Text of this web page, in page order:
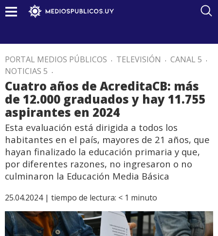
PORTAL MEDIOS PÚBLICOS . TELEVISIÓN . CANAL 5 .
NOTICIAS 5 .
Cuatro años de AcreditaCB: más
de 12.000 graduados y hay 11.755
aspirantes en 2024
Esta evaluación está dirigida a todos los
habitantes en el país, mayores de 21 años, que
hayan finalizado la educación primaria y que,
por diferentes razones, no ingresaron o no
culminaron la Educación Media Básica
25.04.2024 | tiempo de lectura: < 1 minuto